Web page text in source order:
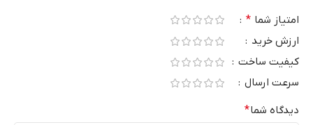
امتیاز شما *
ارزش خرید
کیفیت ساخت
سرعت ارسال
دیدگاه شما*